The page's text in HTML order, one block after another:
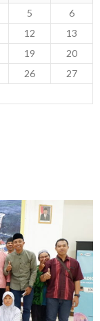
5
6
12
13
19
20
26
27